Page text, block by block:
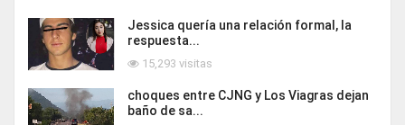
Jessica quería una relación formal, la
respuesta...
15,293 visitas
choques entre CJNG y Los Viagras dejan
baño de sa...